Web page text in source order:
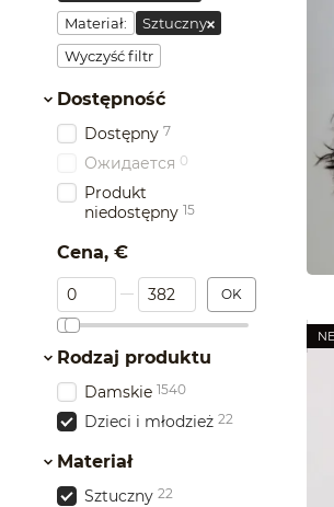
Materiał:
Sztuczny
Wyczyść filtr
Dostępność
Dostępny 7
Ожидается 0
Produkt
niedostępny 15
Cena, €
Od Cena, €
Do Cena, € OK
Rodzaj produktu
Damskie 1540
Dzieci i młodzież 22
Materiał
Sztuczny 22